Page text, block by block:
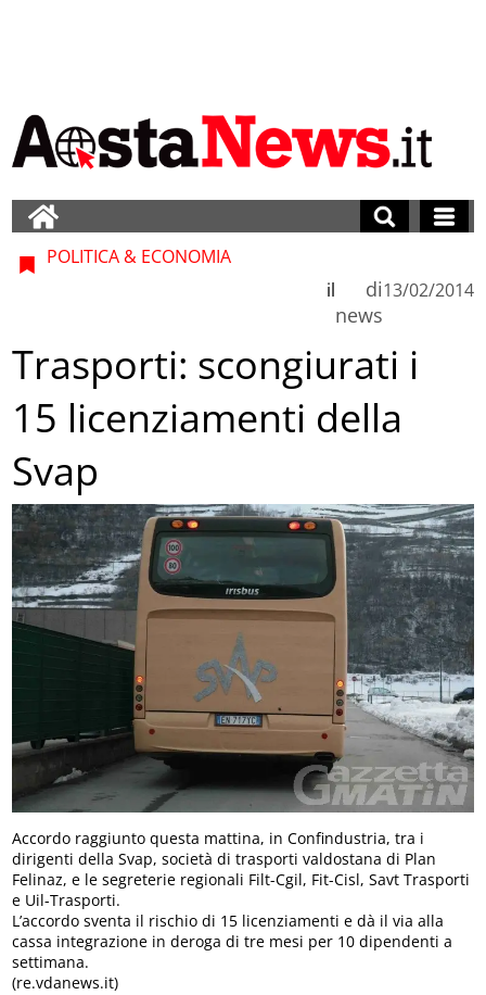
POLITICA & ECONOMIA
di
news
il 13/02/2014
Trasporti: scongiurati i
15 licenziamenti della
Svap
Accordo raggiunto questa mattina, in Confindustria, tra i
dirigenti della Svap, società di trasporti valdostana di Plan
Felinaz, e le segreterie regionali Filt-Cgil, Fit-Cisl, Savt Trasporti
e Uil-Trasporti.
L’accordo sventa il rischio di 15 licenziamenti e dà il via alla
cassa integrazione in deroga di tre mesi per 10 dipendenti a
settimana.
(re.vdanews.it)